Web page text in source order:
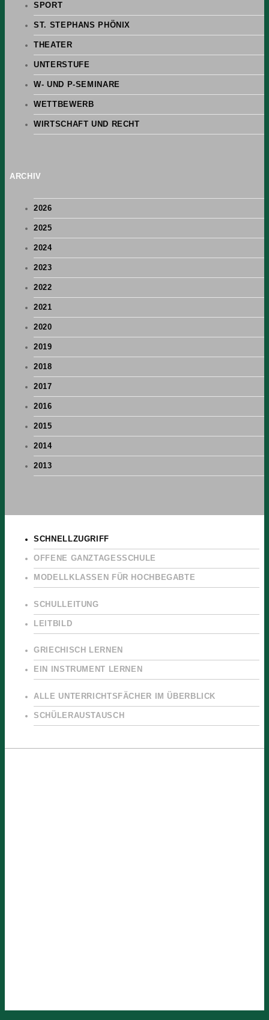
SPORT
ST. STEPHANS PHÖNIX
THEATER
UNTERSTUFE
W- UND P-SEMINARE
WETTBEWERB
WIRTSCHAFT UND RECHT
ARCHIV
2026
2025
2024
2023
2022
2021
2020
2019
2018
2017
2016
2015
2014
2013
SCHNELLZUGRIFF
OFFENE GANZTAGESSCHULE
MODELLKLASSEN FÜR HOCHBEGABTE
SCHULLEITUNG
LEITBILD
GRIECHISCH LERNEN
EIN INSTRUMENT LERNEN
ALLE UNTERRICHTSFÄCHER IM ÜBERBLICK
SCHÜLERAUSTAUSCH